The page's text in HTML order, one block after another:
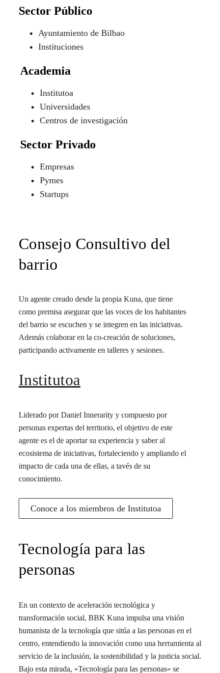
Sector Público
Ayuntamiento de Bilbao
Instituciones
Academia
Institutoa
Universidades
Centros de investigación
Sector Privado
Empresas
Pymes
Startups
Consejo Consultivo del
barrio
Un agente creado desde la propia Kuna, que tiene
como premisa asegurar que las voces de los habitantes
del barrio se escuchen y se integren en las iniciativas.
Además colaborar en la co-creación de soluciones,
participando activamente en talleres y sesiones.
Institutoa
Liderado por Daniel Innerarity y compuesto por
personas expertas del territorio, el objetivo de este
agente es el de aportar su experiencia y saber al
ecosistema de iniciativas, fortaleciendo y ampliando el
impacto de cada una de ellas, a tavés de su
conocimiento.
Conoce a los miembros de Institutoa
Tecnología para las
personas
En un contexto de aceleración tecnológica y
transformación social, BBK Kuna impulsa una visión
humanista de la tecnología que sitúa a las personas en el
centro, entendiendo la innovación como una herramienta al
servicio de la inclusión, la sostenibilidad y la justicia social.
Bajo esta mirada, «Tecnología para las personas» se